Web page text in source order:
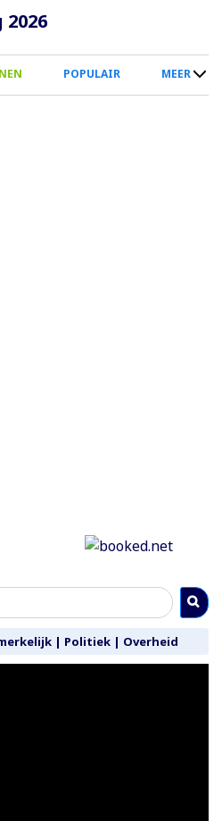
Overslaan
naar
inhoud
2026
POPULAIR MEER
| Politiek | Overheid